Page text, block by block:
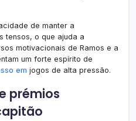
de manter a
tensos, o que ajuda a
motivacionais de Ramos e a
um forte espírito de
em jogos de alta pressão.
prémios